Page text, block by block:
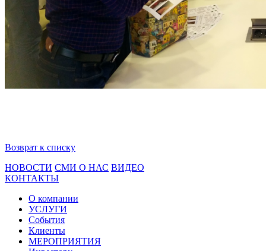
Возврат к списку
НОВОСТИ СМИ О НАС ВИДЕО
КОНТАКТЫ
О компании
УСЛУГИ
События
Клиенты
МЕРОПРИЯТИЯ